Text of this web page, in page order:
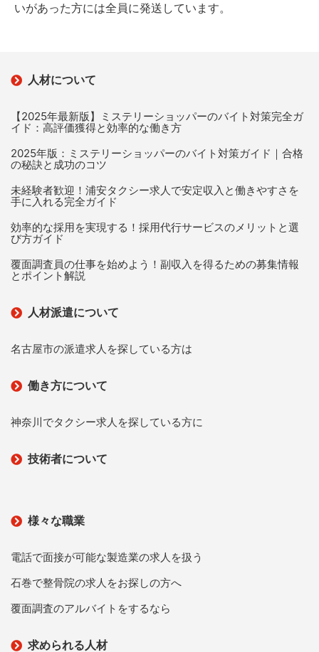
いがあった方には全員に発送しています。
人材について
【2025年最新版】ミステリーショッパーのバイト対策完全ガ
イド：高評価獲得と効率的な働き方
2025年版：ミステリーショッパーのバイト対策ガイド｜合格
の秘訣と成功のコツ
未経験者歓迎！浦安タクシー求人で安定収入と働きやすさを
手に入れる完全ガイド
効率的な採用を実現する！採用代行サービスのメリットと選
び方ガイド
覆面調査員の仕事を始めよう！副収入を得るための募集情報
とポイント解説
人材派遣について
名古屋市の派遣求人を探している方は
働き方について
神奈川でタクシー求人を探している方に
技術者について
様々な職業
電話で面接が可能な製造業の求人を扱う
石巻で整骨院の求人をお探しの方へ
覆面調査のアルバイトをするなら
求められる人材